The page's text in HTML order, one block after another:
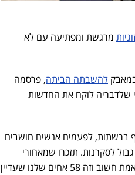
מרגשת ומפתיעה עם לא
להשבתה הביתה, פרסמה
שלדבריה לוקח את החדשות
ברשתות, לפעמים אנשים חושבים
לסקרנות. תזכרו שמאחורי
המסך יש אנשים עם משפחה ועם חיים פרטיים - והלוואי שנתמקד במה שבאמת חשוב וזה 58 אחים שלנו שעדיין